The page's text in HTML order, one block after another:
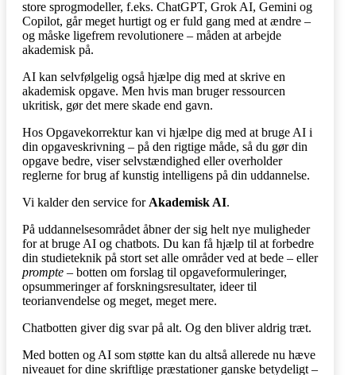
store sprogmodeller, f.eks. ChatGPT, Grok AI, Gemini og
Copilot, går meget hurtigt og er fuld gang med at ændre –
og måske ligefrem revolutionere – måden at arbejde
akademisk på.
AI kan selvfølgelig også hjælpe dig med at skrive en
akademisk opgave. Men hvis man bruger ressourcen
ukritisk, gør det mere skade end gavn.
Hos Opgavekorrektur kan vi hjælpe dig med at bruge AI i
din opgaveskrivning – på den rigtige måde, så du gør din
opgave bedre, viser selvstændighed eller overholder
reglerne for brug af kunstig intelligens på din uddannelse.
Vi kalder den service for Akademisk AI.
På uddannelsesområdet åbner der sig helt nye muligheder
for at bruge AI og chatbots. Du kan få hjælp til at forbedre
din studieteknik på stort set alle områder ved at bede – eller
prompte – botten om forslag til opgaveformuleringer,
opsummeringer af forskningsresultater, ideer til
teorianvendelse og meget, meget mere.
Chatbotten giver dig svar på alt. Og den bliver aldrig træt.
Med botten og AI som støtte kan du altså allerede nu hæve
niveauet for dine skriftlige præstationer ganske betydeligt –